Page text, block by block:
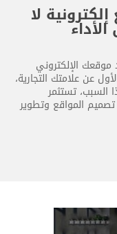
لا
الإلكتروني
عن علامتك التجارية،
السبب، تستثمر
المواقع وتطوير